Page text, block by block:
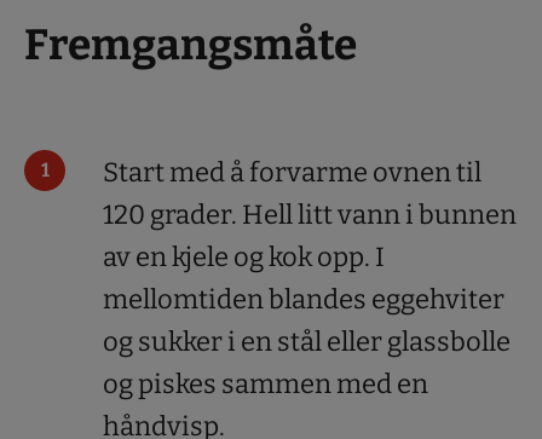
Fremgangsmåte
Start med å forvarme ovnen til
120 grader. Hell litt vann i bunnen
av en kjele og kok opp. I
mellomtiden blandes eggehviter
og sukker i en stål eller glassbolle
og piskes sammen med en
håndvisp.